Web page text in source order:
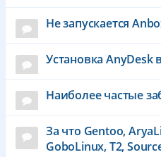
Не запускается
Установка AnyDesk
Наиболее частые
За что Gentoo,
GoboLinux, T2,